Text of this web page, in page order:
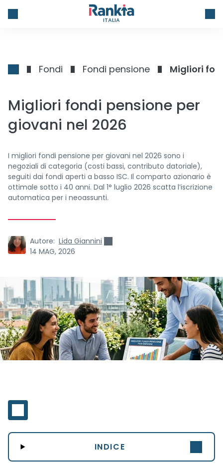
ITALIA
Fondi Fondi pensione Migliori
Migliori fondi pensione per
giovani nel 2026
I migliori fondi pensione per giovani nel 2026 sono i
negoziali di categoria (costi bassi, contributo datoriale),
seguiti dai fondi aperti a basso ISC. Il comparto azionario è
ottimale sotto i 40 anni. Dal 1° luglio 2026 scatta l’iscrizione
automatica per i neoassunti.
Autore: Lida Giannini
14 MAG, 2026
INDICE